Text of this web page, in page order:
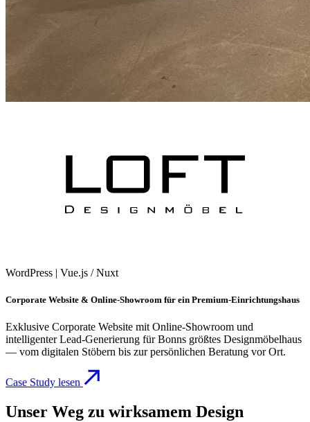
WordPress | Vue.js / Nuxt
Corporate Website & Online-Showroom für ein Premium-Einrichtungshaus
Exklusive Corporate Website mit Online-Showroom und
intelligenter Lead-Generierung für Bonns größtes Designmöbelhaus
— vom digitalen Stöbern bis zur persönlichen Beratung vor Ort.
Case Study lesen
Unser Weg zu wirksamem Design